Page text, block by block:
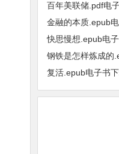
复活.epub电子书